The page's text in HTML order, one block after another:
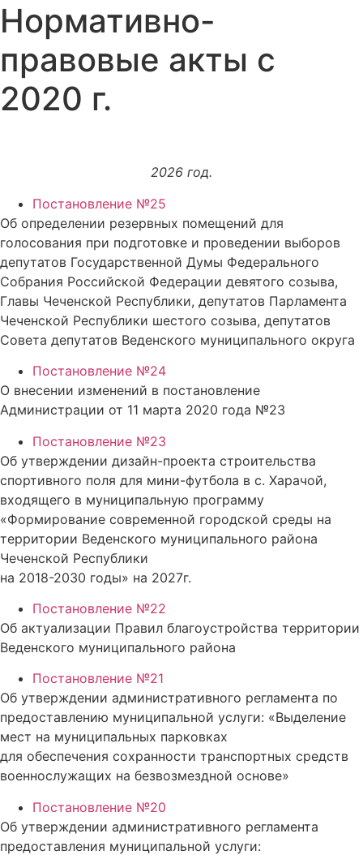
Нормативно-
правовые акты с
2020 г.
2026 год.
Постановление №25
Об определении резервных помещений для
голосования при подготовке и проведении выборов
депутатов Государственной Думы Федерального
Собрания Российской Федерации девятого созыва,
Главы Чеченской Республики, депутатов Парламента
Чеченской Республики шестого созыва, депутатов
Совета депутатов Веденского муниципального округа
Постановление №24
О внесении изменений в постановление
Администрации от 11 марта 2020 года №23
Постановление №23
Об утверждении дизайн-проекта строительства
спортивного поля для мини-футбола в с. Харачой,
входящего в муниципальную программу
«Формирование современной городской среды на
территории Веденского муниципального района
Чеченской Республики
на 2018-2030 годы» на 2027г.
Постановление №22
Об актуализации Правил благоустройства территории
Веденского муниципального района
Постановление №21
Об утверждении административного регламента по
предоставлению муниципальной услуги: «Выделение
мест на муниципальных парковках
для обеспечения сохранности транспортных средств
военнослужащих на безвозмездной основе»
Постановление №20
Об утверждении административного регламента
предоставления муниципальной услуги: